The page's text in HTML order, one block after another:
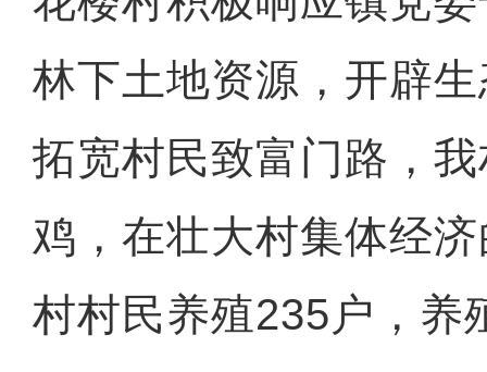
林下土地资源，开辟
拓宽村民致富门路，
鸡，在壮大村集体经
村村民养殖235户，养